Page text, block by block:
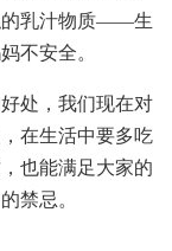
的乳汁物质——生
不安全。
处，我们现在对
在生活中要多吃
也能满足大家的
禁忌。